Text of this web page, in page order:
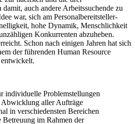
damit, auch andere Arbeitssuchende zu
war, sich am Personalbereitsteller-
hohe Dynamik, Menschlichkeit
Konkurrenten abzuheben.
Schon nach einigen Jahren hat sich
der führenden Human Resource
individuelle Problemstellungen
Abwicklung aller Aufträge
in verschiedensten Bereichen
Betreuung im Rahmen der